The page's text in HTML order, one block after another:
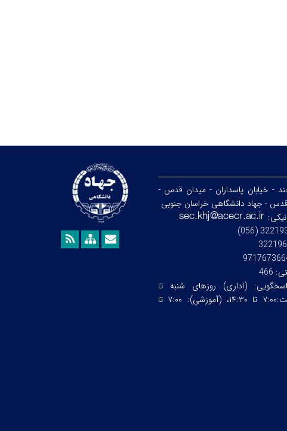
- خیابان پاسداران - میدان قدس -
قدس - جهاد دانشگاهی خراسان جنوبی
466
(اداری) روزهای شنبه تا
چهارشنبه ساعت:۷:۰۰ تا ۱۴:۳۰، (آموزشی): ۷:۰۰ تا